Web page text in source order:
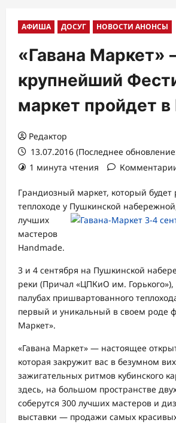
АФИША ДОСУГ НОВОСТИ АНОНСЫ
«Гавана Маркет»
крупнейший
маркет пройдет
Редактор
13.07.2016 (Последнее
1 минута чтения
Грандиозный маркет, который будет
теплоходе у Пушкинской
лучших
мастеров
Handmade.
3 и 4 сентября на Пушкинской
реки (Причал «ЦПКиО им.
палубах пришвартованного
первый и уникальный в своем роде
Маркет».
«Гавана Маркет» — настоящее
которая закружит вас в безумном
зажигательных ритмов кубинского
здесь, на большом пространстве
соберутся 300 лучших мастеров и
выставки — продажи самых